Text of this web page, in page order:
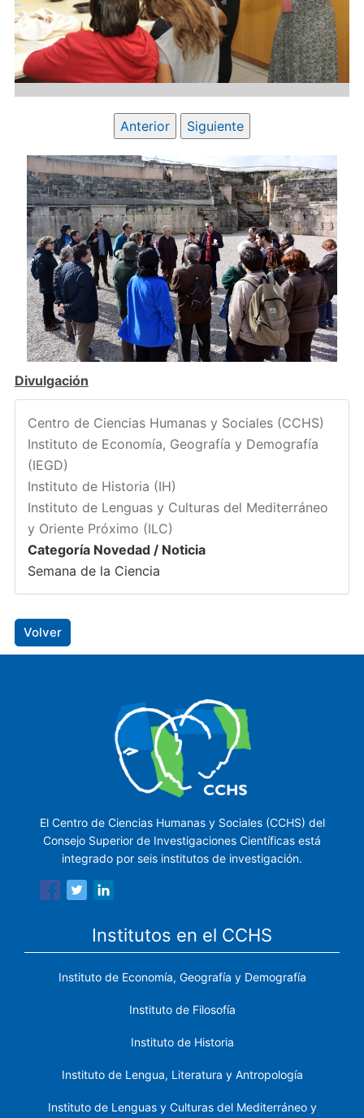
Anterior Siguiente
Divulgación
Centro de Ciencias Humanas y Sociales (CCHS)
Instituto de Economía, Geografía y Demografía
(IEGD)
Instituto de Historia (IH)
Instituto de Lenguas y Culturas del Mediterráneo
y Oriente Próximo (ILC)
Categoría Novedad / Noticia
Semana de la Ciencia
Volver
El Centro de Ciencias Humanas y Sociales (CCHS) del
Consejo Superior de Investigaciones Científicas está
integrado por seis institutos de investigación.
Institutos en el CCHS
Instituto de Economía, Geografía y Demografía
Instituto de Filosofía
Instituto de Historia
Instituto de Lengua, Literatura y Antropología
Instituto de Lenguas y Culturas del Mediterráneo y